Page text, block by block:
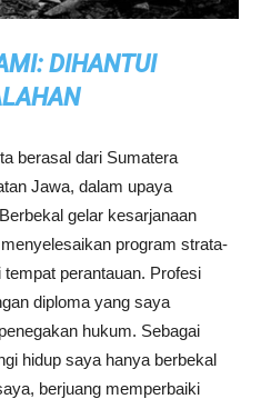
DIHANTUI
berasal dari Sumatera
Jawa, dalam upaya
gelar kesarjanaan
program strata-
perantauan. Profesi
diploma yang saya
hukum. Sebagai
hidup saya hanya berbekal
berjuang memperbaiki